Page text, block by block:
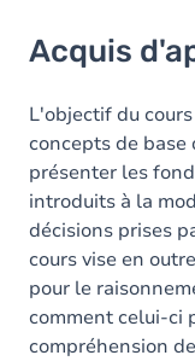
Contenu
Table des
Acquis
L'objectif du
concepts de
présenter les
introduits à la
décisions prises
cours vise en
pour le
comment celui-ci
compréhension